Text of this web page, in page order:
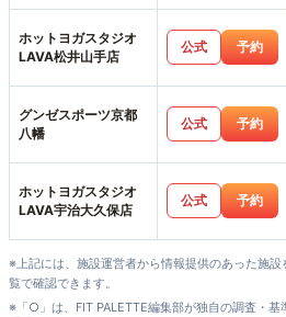
ホットヨガスタジオ
LAVA松井山手店
公式 予約
グンゼスポーツ京都
八幡
公式 予約
ホットヨガスタジオ
LAVA宇治大久保店
公式 予約
※上記には、施設運営者から情報提供のあった施
覧で確認できます。
※「○」は、FIT PALETTE編集部が独自の調査・基